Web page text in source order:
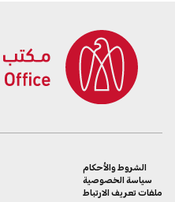
الشروط والأحكام
سياسة الخصوصية
ملفات تعريف الارتباط